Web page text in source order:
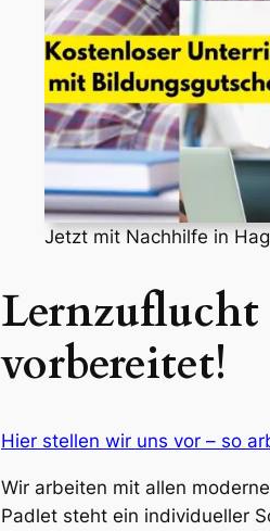
Jetzt mit Nachhilfe in
Lernzuflucht
vorbereitet!
Hier stellen wir uns vor – so
Wir arbeiten mit allen
Padlet steht ein individueller